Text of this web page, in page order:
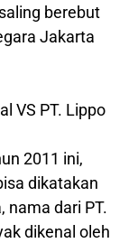
berebut
Jakarta
VS PT. Lippo
2011 ini,
dikatakan
nama dari PT.
dikenal oleh